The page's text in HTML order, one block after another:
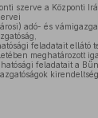
szerve a Központi
adó- és
feladatait ellátó
meghatározott
feladatait a